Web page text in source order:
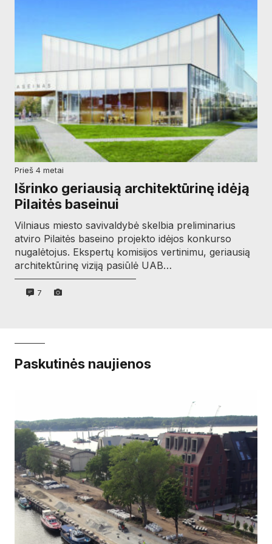
prieš 4 metai
Išrinko geriausią architektūrinę idėją
Pilaitės baseinui
Vilniaus miesto savivaldybė skelbia preliminarius
atviro Pilaitės baseino projekto idėjos konkurso
nugalėtojus. Ekspertų komisijos vertinimu, geriausią
architektūrinę viziją pasiūlė UAB…
7
Paskutinės naujienos